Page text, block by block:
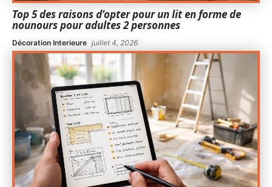
Top 5 des raisons d’opter pour un lit en forme de
nounours pour adultes 2 personnes
Décoration Interieure juillet 4, 2026